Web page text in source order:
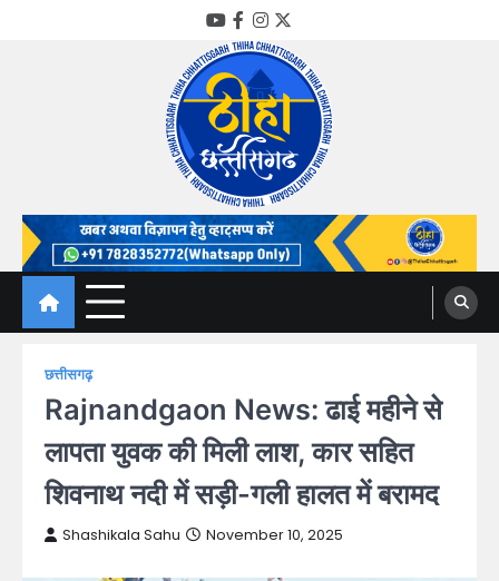
YouTube
Facebook
Instagram
Twitter
Thiha Chhattisgarh
गोठ जन-जन के
छत्तीसगढ़
Rajnandgaon News: ढाई महीने से
लापता युवक की मिली लाश, कार सहित
शिवनाथ नदी में सड़ी-गली हालत में बरामद
Shashikala Sahu November 10, 2025